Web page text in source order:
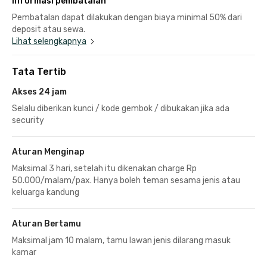
Pembatalan dapat dilakukan dengan biaya minimal 50% dari
deposit atau sewa.
Lihat selengkapnya
Tata Tertib
Akses 24 jam
Selalu diberikan kunci / kode gembok / dibukakan jika ada
security
Aturan Menginap
Maksimal 3 hari, setelah itu dikenakan charge Rp
50.000/malam/pax. Hanya boleh teman sesama jenis atau
keluarga kandung
Aturan Bertamu
Maksimal jam 10 malam, tamu lawan jenis dilarang masuk
kamar